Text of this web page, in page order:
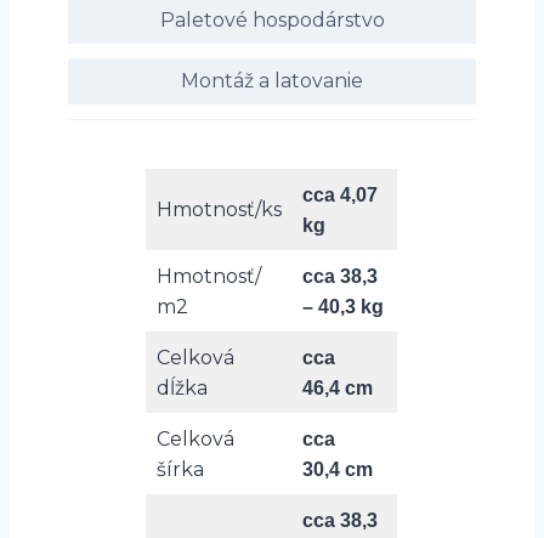
Paletové hospodárstvo
Montáž a latovanie
Hmotnosť/ks
cca 4,07
kg
Hmotnosť/
m2
cca 38,3
– 40,3 kg
Celková
dĺžka
cca
46,4 cm
Celková
šírka
cca
30,4 cm
cca 38,3